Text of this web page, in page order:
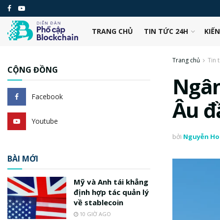
TRANG CHỦ TIN TỨC 24H
Trang chủ Tin
Âu
bởi Nguyễn
CỘNG ĐỒNG
Facebook
Youtube
BÀI MỚI
Mỹ và Anh tái khẳng
định hợp tác quản lý
về stablecoin
10 GIỜ AGO